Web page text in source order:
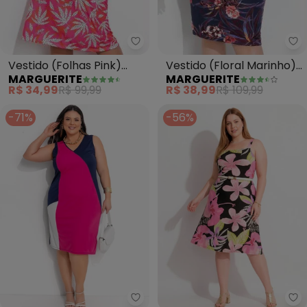
Marguerite - Vestido (Folhas
Vestido (Folhas Pink)
Recortes Vazados Plus
Size
MARGUERITE
R$ 34,99R$ 99,99
Vestido (Floral Marinho)
em Malha
MARGUERITE
R$ 38,99R$ 109,99
-71%
-56%